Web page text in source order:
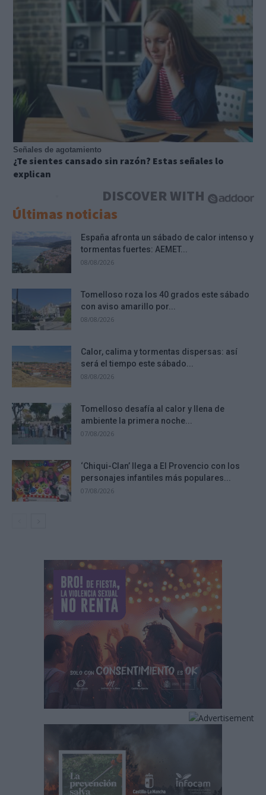
Señales de agotamiento
¿Te sientes cansado sin razón? Estas señales lo
explican
DISCOVER WITH
Últimas noticias
España afronta un sábado de calor intenso y
tormentas fuertes: AEMET...
08/08/2026
Tomelloso roza los 40 grados este sábado
con aviso amarillo por...
08/08/2026
Calor, calima y tormentas dispersas: así
será el tiempo este sábado...
08/08/2026
Tomelloso desafía al calor y llena de
ambiente la primera noche...
07/08/2026
‘Chiqui-Clan’ llega a El Provencio con los
personajes infantiles más populares...
07/08/2026